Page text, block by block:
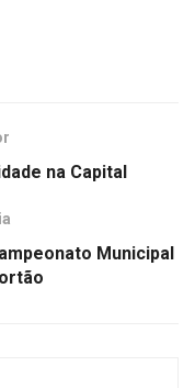
na Capital
Municipal